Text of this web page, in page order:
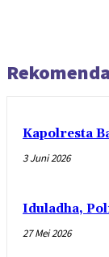
Kapolresta
3 Juni 2026
Iduladha,
27 Mei 2026